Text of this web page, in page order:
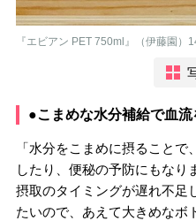
『エビアン PET 750ml』（伊藤園）
●こまめな水分補給で血
「水分をこまめに摂ること
したり、便秘の予防にもなり
摂取のタイミングが遅れ不足
たいので、あえて大きめなボ